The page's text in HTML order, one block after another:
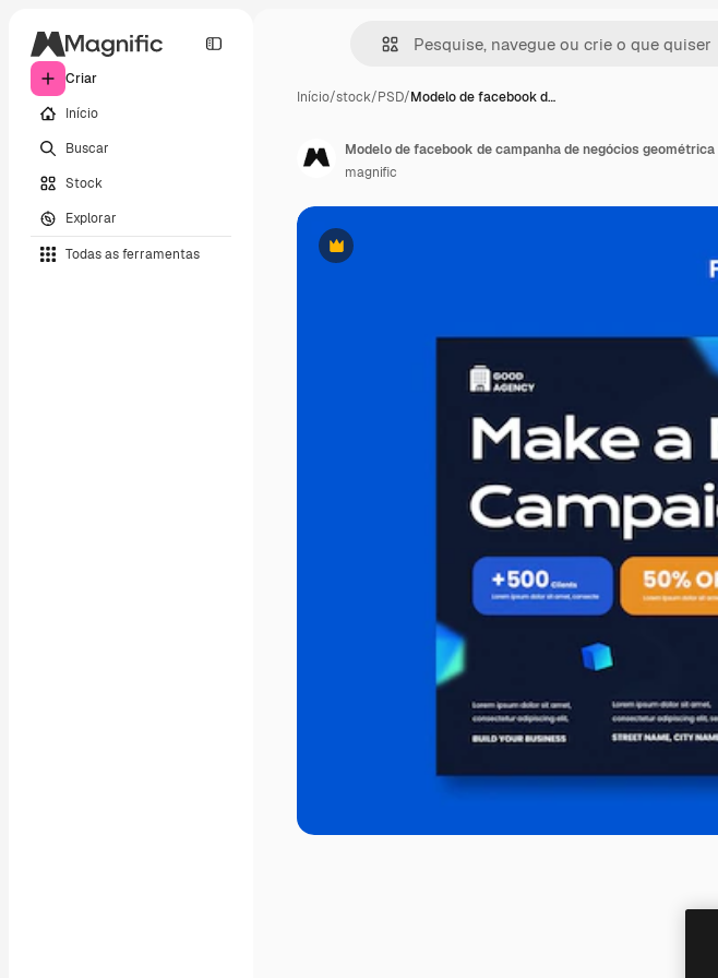
Criar
Início
Buscar
Stock
Explorar
Todas as ferramentas
Início/stock/PSD/Modelo de facebook d…
Premium
Modelo de facebook de campanha de negócios geométrica
magnific